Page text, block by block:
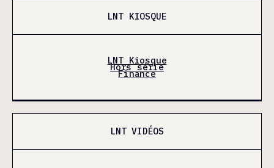
LNT KIOSQUE
LNT Kiosque
Hors série
Finance
LNT VIDÉOS